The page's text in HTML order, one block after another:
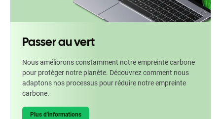
Passer au vert
Nous améliorons constamment notre empreinte carbone
pour protèger notre planète. Découvrez comment nous
adaptons nos processus pour réduire notre empreinte
carbone.
Plus d'informations